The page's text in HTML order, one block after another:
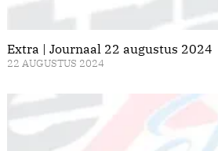
Extra | Journaal 22 augustus 2024
22 AUGUSTUS 2024